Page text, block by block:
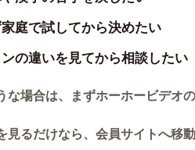
家庭で試してから決めたい
の違いを見てから相談したい
な場合は、まずホーホービデオの
見るだけなら、会員サイトへ移